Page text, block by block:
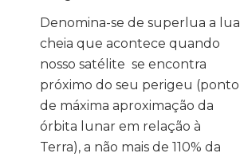
Denomina-se de superlua a lua
cheia que acontece quando
nosso satélite se encontra
próximo do seu perigeu (ponto
de máxima aproximação da
órbita lunar em relação à
Terra), a não mais de 110% da